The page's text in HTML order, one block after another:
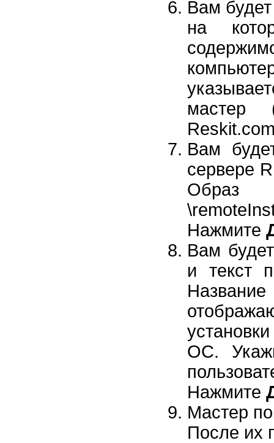
Вам
на
мастер
Вам
сервере
Образ
Нажмите
Вам
и текст
ОС.
Нажмите
Мастер
После их